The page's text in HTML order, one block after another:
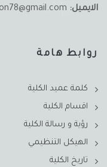
الايميل:
روابط هامة
كلمة عميد الكلية
اقسام الكلية
رؤية و رسالة الكلية
الهيكل التنظيمي
تاريخ الكلية